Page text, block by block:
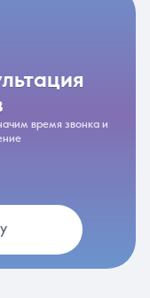
время звонка и